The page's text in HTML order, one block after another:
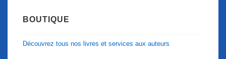
BOUTIQUE
Découvrez tous nos livres et services aux auteurs